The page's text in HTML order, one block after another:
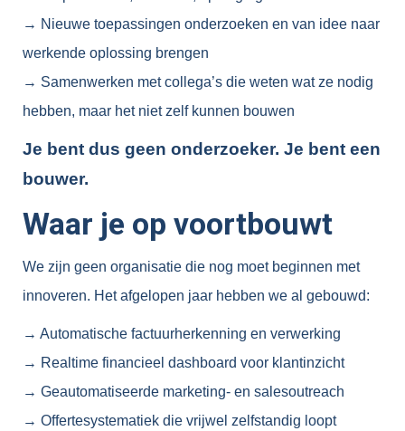
→ Nieuwe toepassingen onderzoeken en van idee naar
werkende oplossing brengen
→ Samenwerken met collega’s die weten wat ze nodig
hebben, maar het niet zelf kunnen bouwen
Je bent dus geen onderzoeker. Je bent een
bouwer.
Waar je op voortbouwt
We zijn geen organisatie die nog moet beginnen met
innoveren. Het afgelopen jaar hebben we al gebouwd:
→ Automatische factuurherkenning en verwerking
→ Realtime financieel dashboard voor klantinzicht
→ Geautomatiseerde marketing- en salesoutreach
→ Offertesystematiek die vrijwel zelfstandig loopt